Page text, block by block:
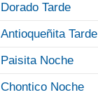
Dorado Tarde
Antioqueñita Tarde
Paisita Noche
Chontico Noche